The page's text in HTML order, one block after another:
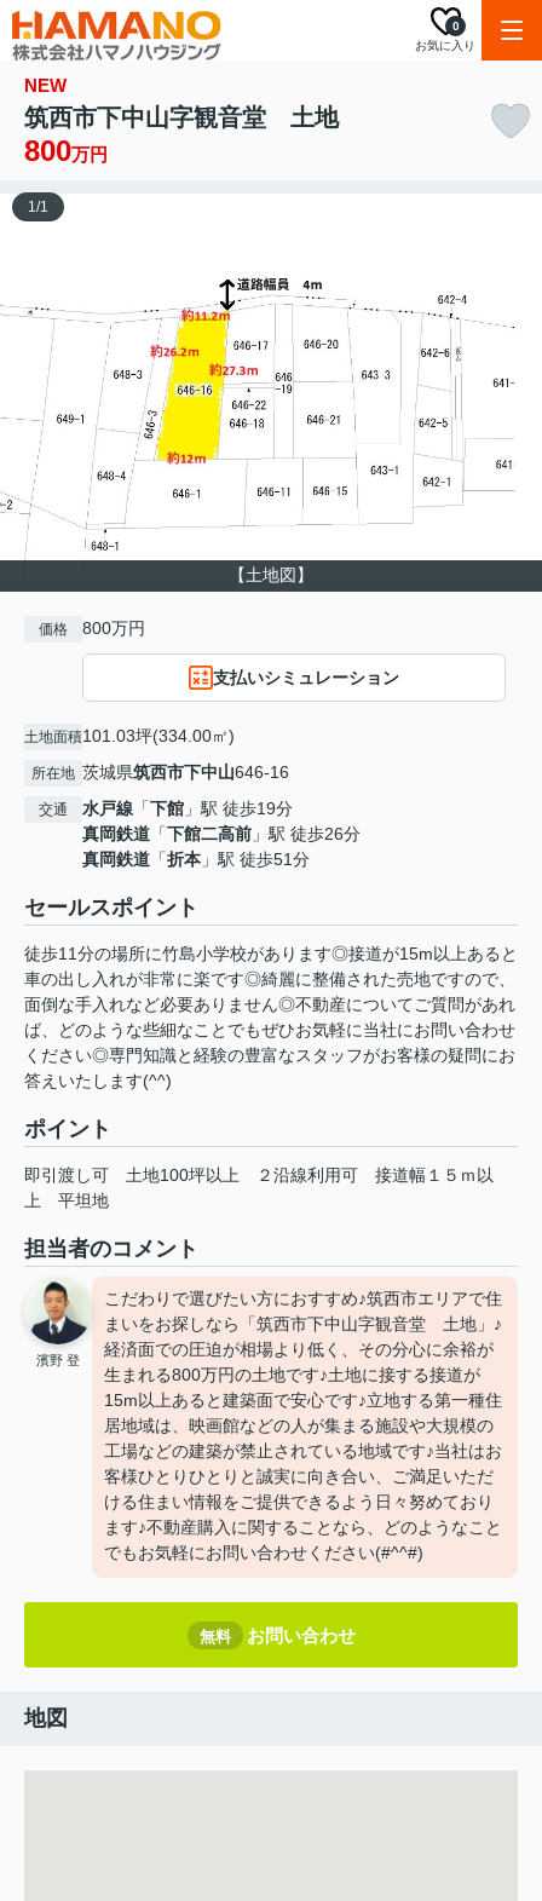
お気に入り
0
NEW
筑西市下中山字観音堂 土地
800万円
【土地図】
1/1
価格 800万円
支払いシミュレーション
土地面積101.03坪(334.00㎡)
所在地 茨城県筑西市下中山646-16
交通 水戸線 「下館 」駅 徒歩19分
真岡鉄道 「下館二高前 」駅 徒歩26分
真岡鉄道 「折本 」駅 徒歩51分
セールスポイント
徒歩11分の場所に竹島小学校があります◎接道が15m以上あると
車の出し入れが非常に楽です◎綺麗に整備された売地ですので、
面倒な手入れなど必要ありません◎不動産についてご質問があれ
ば、どのような些細なことでもぜひお気軽に当社にお問い合わせ
ください◎専門知識と経験の豊富なスタッフがお客様の疑問にお
答えいたします(^^)
ポイント
即引渡し可 土地100坪以上 ２沿線利用可
接道幅１５ｍ以
上
平坦地
担当者のコメント
濱野 登
こだわりで選びたい方におすすめ♪筑西市エリアで住
まいをお探しなら「筑西市下中山字観音堂 土地」♪
経済面での圧迫が相場より低く、その分心に余裕が
生まれる800万円の土地です♪土地に接する接道が
15m以上あると建築面で安心です♪立地する第一種住
居地域は、映画館などの人が集まる施設や大規模の
工場などの建築が禁止されている地域です♪当社はお
客様ひとりひとりと誠実に向き合い、ご満足いただ
ける住まい情報をご提供できるよう日々努めており
ます♪不動産購入に関することなら、どのようなこと
でもお気軽にお問い合わせください(#^^#)
無料 お問い合わせ
地図